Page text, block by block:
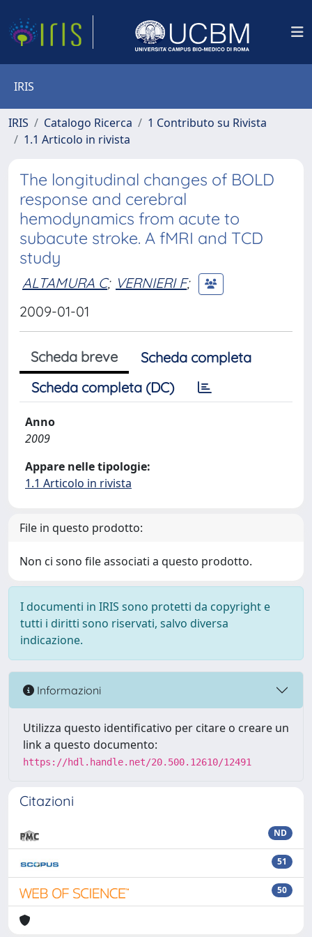
IRIS
IRIS Catalogo Ricerca
1 Contributo su Rivista
1.1 Articolo in rivista
The longitudinal changes of BOLD
response and cerebral
hemodynamics from acute to
subacute stroke. A fMRI and TCD
study
ALTAMURA C; VERNIERI F;
2009-01-01
Scheda breve
Scheda completa
Scheda completa (DC)
Anno
2009
Appare nelle tipologie:
1.1 Articolo in rivista
File in questo prodotto:
Non ci sono file associati a questo prodotto.
I documenti in IRIS sono protetti da copyright e
tutti i diritti sono riservati, salvo diversa
indicazione.
Informazioni
Utilizza questo identificativo per citare o creare un
link a questo documento:
https://hdl.handle.net/20.500.12610/12491
Citazioni
ND
51
50